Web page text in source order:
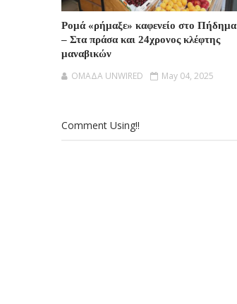
Ρομά «ρήμαξε» καφενείο στο Πήδημα
– Στα πράσα και 24χρονος κλέφτης
μαναβικών
OMAΔΑ UNWIRED May 04, 2025
Comment Using!!